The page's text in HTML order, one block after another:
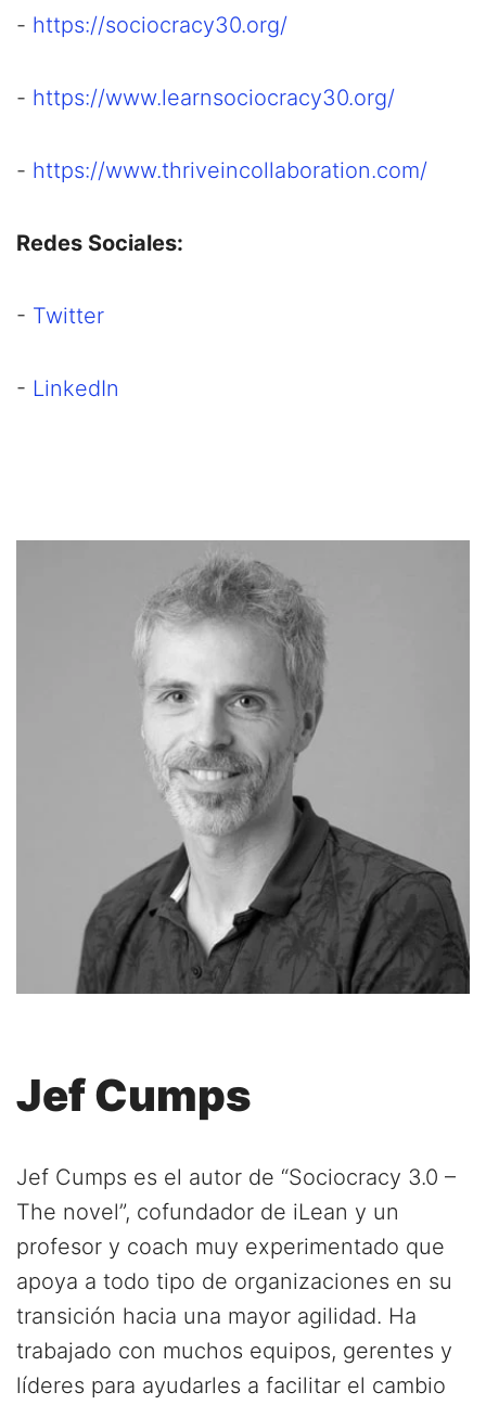
- https://sociocracy30.org/
- https://www.learnsociocracy30.org/
- https://www.thriveincollaboration.com/
Redes Sociales:
- Twitter
- LinkedIn
Jef Cumps
Jef Cumps es el autor de “Sociocracy 3.0 –
The novel”, cofundador de iLean y un
profesor y coach muy experimentado que
apoya a todo tipo de organizaciones en su
transición hacia una mayor agilidad. Ha
trabajado con muchos equipos, gerentes y
líderes para ayudarles a facilitar el cambio